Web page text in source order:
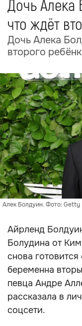
Дочь Алека
что ждёт
Дочь Алека
второго
Алек Болдуин. Фото: Getty
Айрленд
Болудина от
снова
беременна
певца Андре
рассказала в
соцсети.